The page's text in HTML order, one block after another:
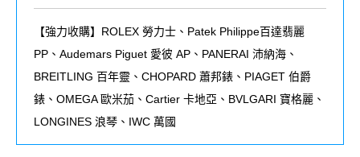
【強力收購】ROLEX 勞力士、 Patek Philippe百達翡麗
PP 、 Audemars Piguet 愛彼 AP 、 PANERAI 沛納海、
BREITLING 百年靈、 CHOPARD 蕭邦錶、 PIAGET 伯爵
錶、 OMEGA歐米茄、 Cartier 卡地亞、 BVLGARI 寶格麗、
LONGINES 浪琴、 IWC 萬國